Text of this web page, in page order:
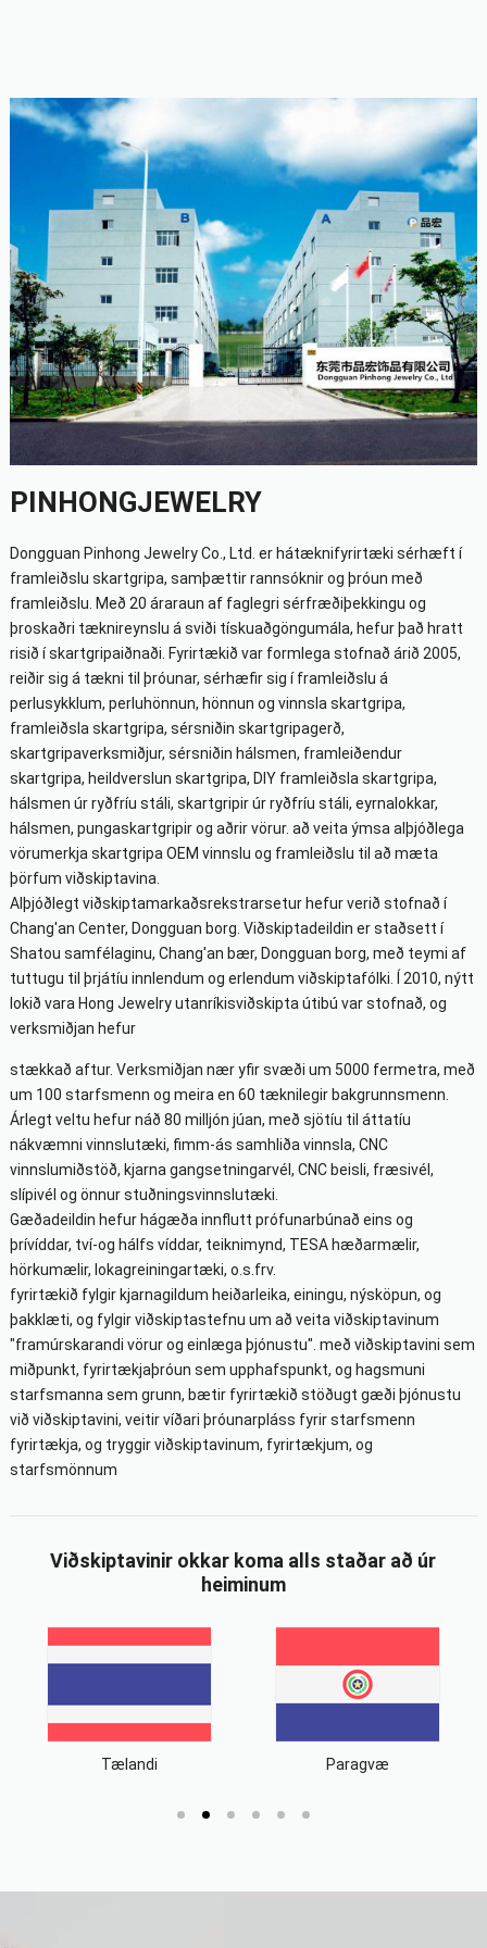
PINHONGJEWELRY
Dongguan Pinhong Jewelry Co., Ltd. er hátæknifyrirtæki sérhæft í
framleiðslu skartgripa, samþættir rannsóknir og þróun með
framleiðslu. Með 20 áraraun af faglegri sérfræðiþekkingu og
þroskaðri tæknireynslu á sviði tískuaðgöngumála, hefur það hratt
risið í skartgripaiðnaði. Fyrirtækið var formlega stofnað árið 2005,
reiðir sig á tækni til þróunar, sérhæfir sig í framleiðslu á
perlusykklum, perluhönnun, hönnun og vinnsla skartgripa,
framleiðsla skartgripa, sérsniðin skartgripagerð,
skartgripaverksmiðjur, sérsniðin hálsmen, framleiðendur
skartgripa, heildverslun skartgripa, DIY framleiðsla skartgripa,
hálsmen úr ryðfríu stáli, skartgripir úr ryðfríu stáli, eyrnalokkar,
hálsmen, pungaskartgripir og aðrir vörur. að veita ýmsa alþjóðlega
vörumerkja skartgripa OEM vinnslu og framleiðslu til að mæta
þörfum viðskiptavina.
Alþjóðlegt viðskiptamarkaðsrekstrarsetur hefur verið stofnað í
Chang'an Center, Dongguan borg. Viðskiptadeildin er staðsett í
Shatou samfélaginu, Chang'an bær, Dongguan borg, með teymi af
tuttugu til þrjátíu innlendum og erlendum viðskiptafólki. Í 2010, nýtt
lokið vara Hong Jewelry utanríkisviðskipta útibú var stofnað, og
verksmiðjan hefur
stækkað aftur. Verksmiðjan nær yfir svæði um 5000 fermetra, með
um 100 starfsmenn og meira en 60 tæknilegir bakgrunnsmenn.
Árlegt veltu hefur náð 80 milljón júan, með sjötíu til áttatíu
nákvæmni vinnslutæki, fimm-ás samhliða vinnsla, CNC
vinnslumiðstöð, kjarna gangsetningarvél, CNC beisli, fræsivél,
slípivél og önnur stuðningsvinnslutæki.
Gæðadeildin hefur hágæða innflutt prófunarbúnað eins og
þrívíddar, tví-og hálfs víddar, teiknimynd, TESA hæðarmælir,
hörkumælir, lokagreiningartæki, o.s.frv.
fyrirtækið fylgir kjarnagildum heiðarleika, einingu, nýsköpun, og
þakklæti, og fylgir viðskiptastefnu um að veita viðskiptavinum
"framúrskarandi vörur og einlæga þjónustu". með viðskiptavini sem
miðpunkt, fyrirtækjaþróun sem upphafspunkt, og hagsmuni
starfsmanna sem grunn, bætir fyrirtækið stöðugt gæði þjónustu
við viðskiptavini, veitir víðari þróunarpláss fyrir starfsmenn
fyrirtækja, og tryggir viðskiptavinum, fyrirtækjum, og
starfsmönnum
Viðskiptavinir okkar koma alls staðar að úr
heiminum
Tælandi Paragvæ